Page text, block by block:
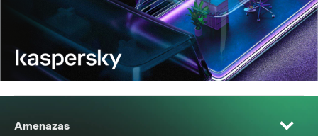
Amenazas